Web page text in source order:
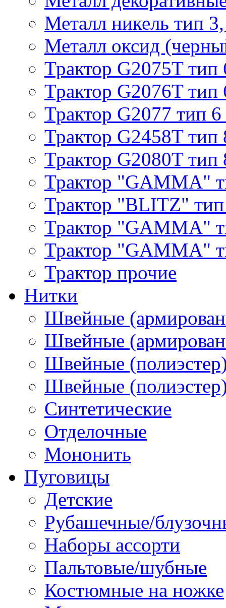
Металл никель тип
Металл оксид
Трактор G2075T тип
Трактор G2076T тип
Трактор G2077 тип 6
Трактор G2458T тип
Трактор G2080T тип
Трактор "GAMMA"
Трактор "BLITZ"
Трактор "GAMMA"
Трактор "GAMMA"
Трактор прочие
Нитки
Швейные
Швейные
Швейные
Швейные
Синтетические
Отделочные
Мононить
Пуговицы
Детские
Рубашечные/
Наборы ассорти
Пальтовые/шубные
Костюмные на ножке